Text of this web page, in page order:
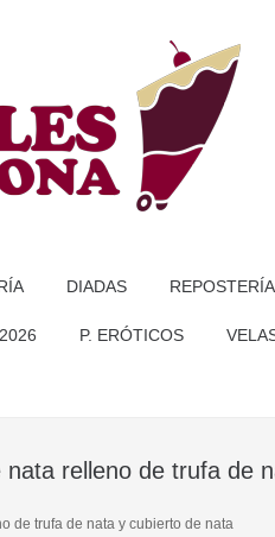
DIADAS REPOSTERÍA
P. ERÓTICOS
nata relleno de trufa de
de trufa de nata y cubierto de nata